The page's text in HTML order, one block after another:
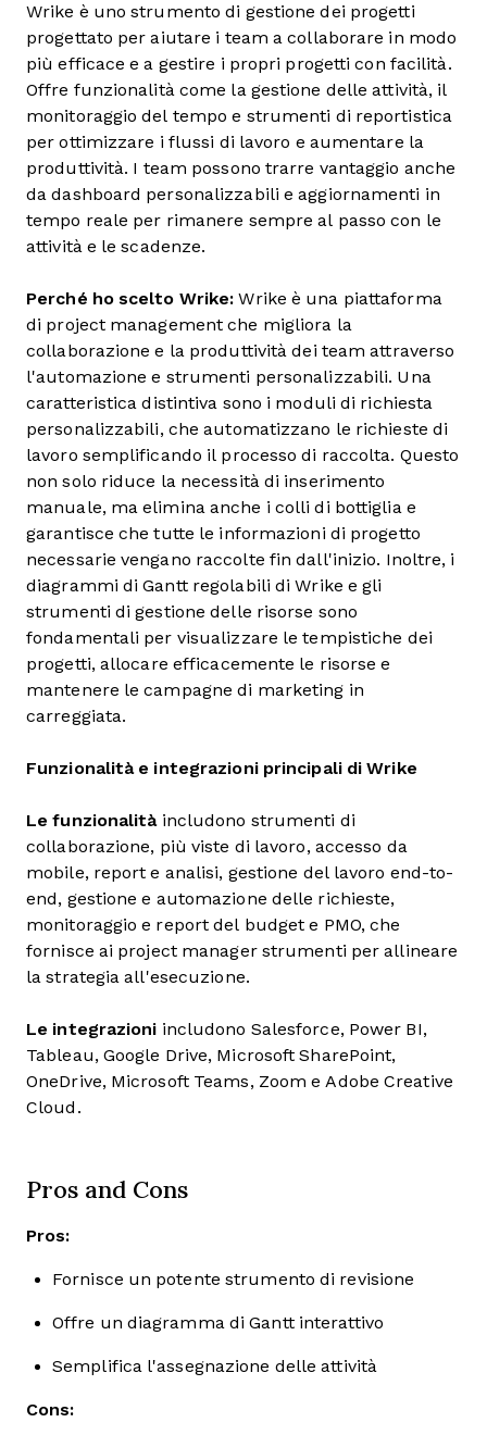
Wrike è uno strumento di gestione dei progetti
progettato per aiutare i team a collaborare in modo
più efficace e a gestire i propri progetti con facilità.
Offre funzionalità come la gestione delle attività, il
monitoraggio del tempo e strumenti di reportistica
per ottimizzare i flussi di lavoro e aumentare la
produttività. I team possono trarre vantaggio anche
da dashboard personalizzabili e aggiornamenti in
tempo reale per rimanere sempre al passo con le
attività e le scadenze.
Perché ho scelto Wrike: Wrike è una piattaforma
di project management che migliora la
collaborazione e la produttività dei team attraverso
l'automazione e strumenti personalizzabili. Una
caratteristica distintiva sono i moduli di richiesta
personalizzabili, che automatizzano le richieste di
lavoro semplificando il processo di raccolta. Questo
non solo riduce la necessità di inserimento
manuale, ma elimina anche i colli di bottiglia e
garantisce che tutte le informazioni di progetto
necessarie vengano raccolte fin dall'inizio. Inoltre, i
diagrammi di Gantt regolabili di Wrike e gli
strumenti di gestione delle risorse sono
fondamentali per visualizzare le tempistiche dei
progetti, allocare efficacemente le risorse e
mantenere le campagne di marketing in
carreggiata.
Funzionalità e integrazioni principali di Wrike
Le funzionalitàincludono strumenti di
collaborazione, più viste di lavoro, accesso da
mobile, report e analisi, gestione del lavoro end-to-
end, gestione e automazione delle richieste,
monitoraggio e report del budget e PMO, che
fornisce ai project manager strumenti per allineare
la strategia all'esecuzione.
Le integrazioni includono Salesforce, Power BI,
Tableau, Google Drive, Microsoft SharePoint,
OneDrive, Microsoft Teams, Zoom e Adobe Creative
Cloud.
Pros and Cons
Pros:
Fornisce un potente strumento di revisione
Offre un diagramma di Gantt interattivo
Semplifica l'assegnazione delle attività
Cons: